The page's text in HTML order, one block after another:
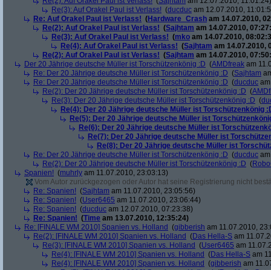
Re(3): Auf Orakel Paul ist Verlass! (ducduc am 12.07.2010,
Re: Auf Orakel Paul ist Verlass! (Hardware_Crash am 14.07.2010,
Re(2): Auf Orakel Paul ist Verlass! (Sajhtam am 14.07.2010,
Re(3): Auf Orakel Paul ist Verlass! (mko am 14.07.2010,
Re(4): Auf Orakel Paul ist Verlass! (Sajhtam am 14.07.2010,
Re(2): Auf Orakel Paul ist Verlass! (Sajhtam am 14.07.2010,
Der 20 Jährige deutsche Müller ist Torschützenkönig :D (AMDfreak am
Re: Der 20 Jährige deutsche Müller ist Torschützenkönig :D (Sajhtam
Re: Der 20 Jährige deutsche Müller ist Torschützenkönig :D (ducduc
Re(2): Der 20 Jährige deutsche Müller ist Torschützenkönig :D (
Re(3): Der 20 Jährige deutsche Müller ist Torschützenkönig :D (
Re(4): Der 20 Jährige deutsche Müller ist Torschützenkönig
Re(5): Der 20 Jährige deutsche Müller ist
Re(6): Der 20 Jährige deutsche Müller ist
Re(7): Der 20 Jährige deutsche Müller ist
Re(8): Der 20 Jährige deutsche Müller ist
Re: Der 20 Jährige deutsche Müller ist Torschützenkönig :D (ducduc
Re(2): Der 20 Jährige deutsche Müller ist Torschützenkönig :D (
Spanien! (muhrly am 11.07.2010, 23:03:13)
Vom Autor zurückgezogen oder Autor hat seine Registrierung nicht
Re: Spanien! (Sajhtam am 11.07.2010, 23:05:56)
Re: Spanien! (User6465 am 11.07.2010, 23:06:44)
Re: Spanien! (ducduc am 12.07.2010, 07:23:38)
Re: Spanien! (Time am 13.07.2010, 12:35:24)
Re: [FINALE WM 2010] Spanien vs. Holland (gibberish am 11.07.2010,
Re(2): [FINALE WM 2010] Spanien vs. Holland (Das Hella-S am
Re(3): [FINALE WM 2010] Spanien vs. Holland (User6465 am
Re(4): [FINALE WM 2010] Spanien vs. Holland (Das Hella-S am
Re(4): [FINALE WM 2010] Spanien vs. Holland (gibberish am